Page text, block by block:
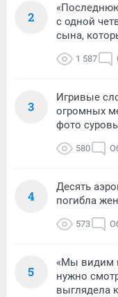
2
с одной
сына,
1 587
3
Игривые
огромных
фото
580
4
Десять
погибла
573
5
«Мы видим
нужно
выглядела